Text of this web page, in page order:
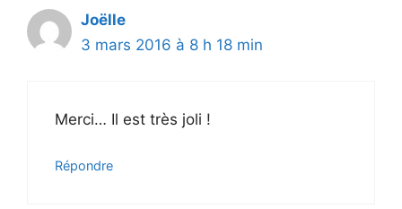
Joëlle
3 mars 2016 à 8 h 18 min
Merci… Il est très joli !
Répondre